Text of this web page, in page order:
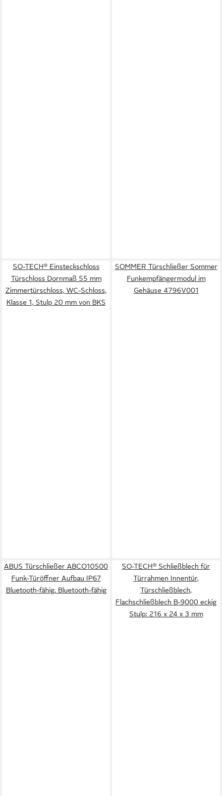
SO-TECH® Einsteckschloss
Türschloss Dornmaß 55 mm
Zimmertürschloss, WC-Schloss,
Klasse 1, Stulp 20 mm von BKS
SOMMER Türschließer Sommer
Funkempfängermodul im
Gehäuse 4796V001
ABUS Türschließer ABCO10500
Funk-Türöffner Aufbau IP67
Bluetooth-fähig, Bluetooth-fähig
SO-TECH® Schließblech für
Türrahmen Innentür,
Türschließblech,
Flachschließblech B-9000 eckig
Stulp: 216 x 24 x 3 mm